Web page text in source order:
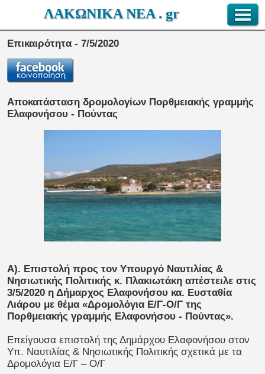
ΛΑΚΩΝΙΚΑ ΝΕΑ . gr
Επικαιρότητα - 7/5/2020
Αποκατάσταση δρομολογίων Πορθμειακής γραμμής
Ελαφονήσου - Πούντας
Α). Επιστολή προς τον Υπουργό Ναυτιλίας &
Νησιωτικής Πολιτικής κ. Πλακιωτάκη απέστειλε στις
3/5/2020 η Δήμαρχος Ελαφονήσου κα. Ευσταθία
Λιάρου με θέμα «Δρομολόγια Ε/Γ-Ο/Γ της
Πορθμειακής γραμμής Ελαφονήσου - Πούντας».
Επείγουσα επιστολή της Δημάρχου Ελαφονήσου στον
Υπ. Ναυτιλίας & Νησιωτικής Πολιτικής σχετικά με τα
Δρομολόγια Ε/Γ – Ο/Γ